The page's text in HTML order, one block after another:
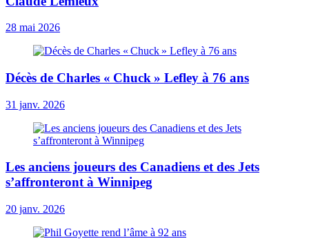
28 mai 2026
Décès de Charles « Chuck » Lefley à 76 ans
31 janv. 2026
Les anciens joueurs des Canadiens et des Jets
s’affronteront à Winnipeg
20 janv. 2026